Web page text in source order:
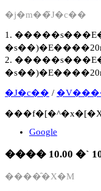
�j�m��̃J�c��
1.
2.
�J�c�� /
Google
���� 10.00 �`
����̑�X�M